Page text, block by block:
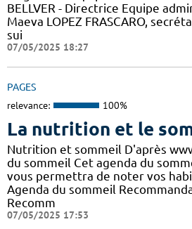
BELLVER - Directrice Equipe
Maeva LOPEZ FRASCARO,
sui
07/05/2025 18:27
PAGES
relevance: 100%
La nutrition et le
Nutrition et sommeil D'après
du sommeil Cet agenda du
vous permettra de noter vos
Agenda du sommeil
Recomm
07/05/2025 17:53